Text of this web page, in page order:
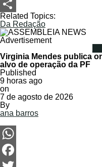
LinkedIn
Share
Related Topics:
Da Redação
Advertisement
Virginia Mendes publica
alvo de operação da PF
Published
9 horas ago
on
7 de agosto de 2026
By
ana barros
WhatsApp